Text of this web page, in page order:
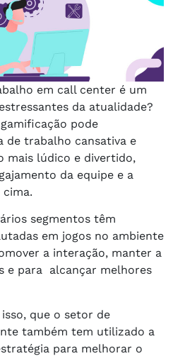
em call center é um
da atualidade?
pode
trabalho cansativa e
mais lúdico e divertido,
da equipe e a
cima.
segmentos têm
em jogos no ambiente
a interação, manter a
e para alcançar melhores
que o setor de
também tem utilizado a
para melhorar o